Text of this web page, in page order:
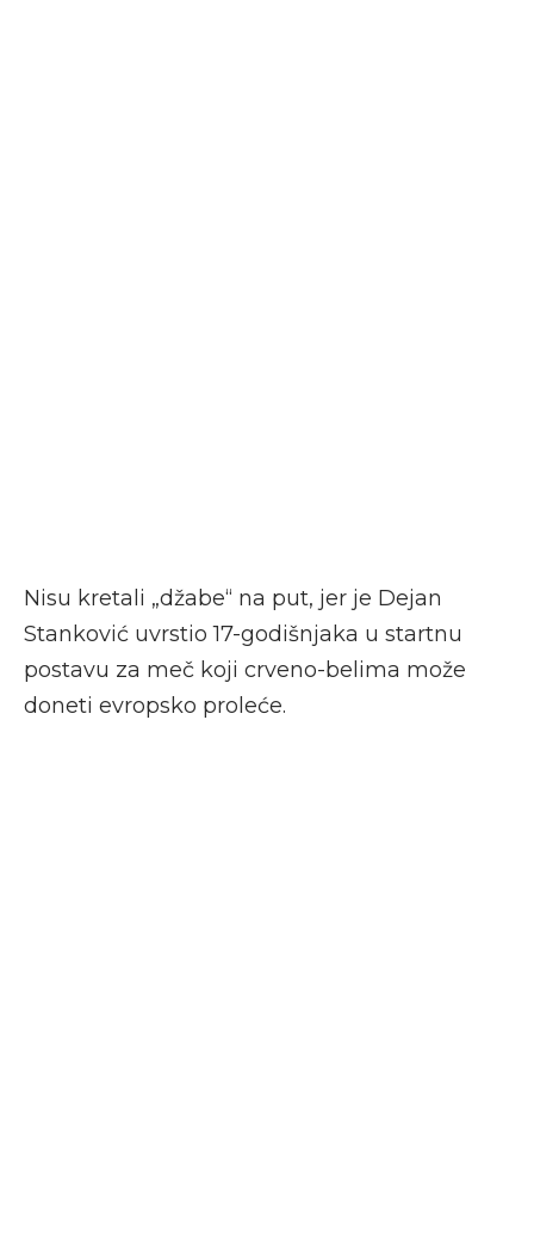
Nisu kretali „džabe“ na put, jer je Dejan
Stanković uvrstio 17-godišnjaka u startnu
postavu za meč koji crveno-belima može
doneti evropsko proleće.